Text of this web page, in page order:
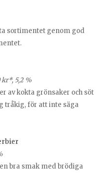
sortimentet genom god
kr*, 5,2 %
av kokta grönsaker och söt
tråkig, för att inte säga
bra smak med brödiga